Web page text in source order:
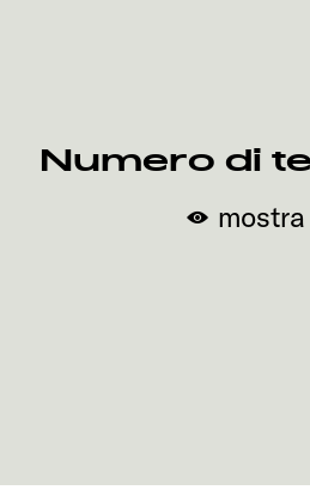
Numero di
mostra